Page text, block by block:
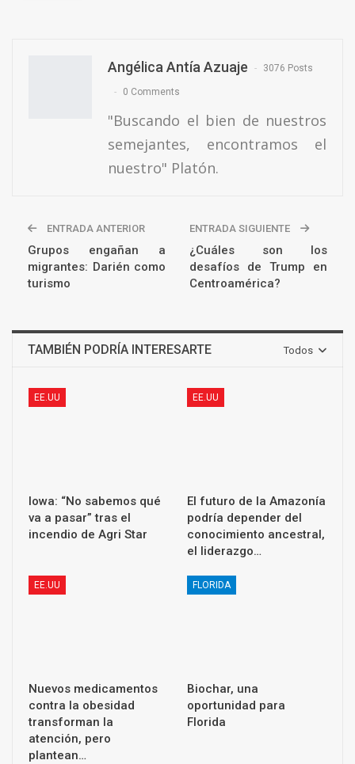
Angélica Antía Azuaje 3076 Posts
0 Comments
"Buscando el bien de nuestros
semejantes, encontramos el
nuestro" Platón.
ENTRADA ANTERIOR
Grupos engañan a
migrantes: Darién como
turismo
ENTRADA SIGUIENTE
¿Cuáles son los
desafíos de Trump en
Centroamérica?
Todos
TAMBIÉN PODRÍA INTERESARTE
EE.UU
Iowa: “No sabemos qué
va a pasar” tras el
incendio de Agri Star
EE.UU
El futuro de la Amazonía
podría depender del
conocimiento ancestral,
el liderazgo…
EE.UU
Nuevos medicamentos
contra la obesidad
transforman la
atención, pero
plantean…
FLORIDA
Biochar, una
oportunidad para
Florida